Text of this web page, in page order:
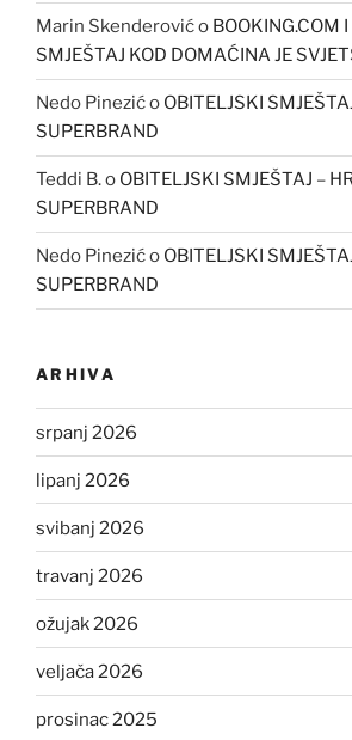
Marin Skenderovićo BOOKING.COM
SMJEŠTAJ KOD DOMAĆINA JE
Nedo Pinezićo OBITELJSKI
SUPERBRAND
Teddi B.o OBITELJSKI SMJEŠTAJ –
SUPERBRAND
Nedo Pinezićo OBITELJSKI
SUPERBRAND
ARHIVA
srpanj 2026
lipanj 2026
svibanj 2026
travanj 2026
ožujak 2026
veljača 2026
prosinac 2025